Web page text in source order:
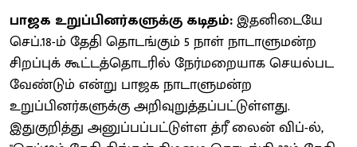
பாஜக உறுப்பினர்களுக்கு கடிதம்:இதனிடையே
செப்.18-ம் தேதி தொடங்கும் 5 நாள் நாடாளுமன்ற
சிறப்புக் கூட்டத்தொடரில் நேர்மறையாக செயல்பட
வேண்டும் என்று பாஜக நாடாளுமன்ற
உறுப்பினர்களுக்கு அறிவுறுத்தப்பட்டுள்ளது.
இதுகுறித்து அனுப்பப்பட்டுள்ள த்ரீ லைன் விப்-ல்,